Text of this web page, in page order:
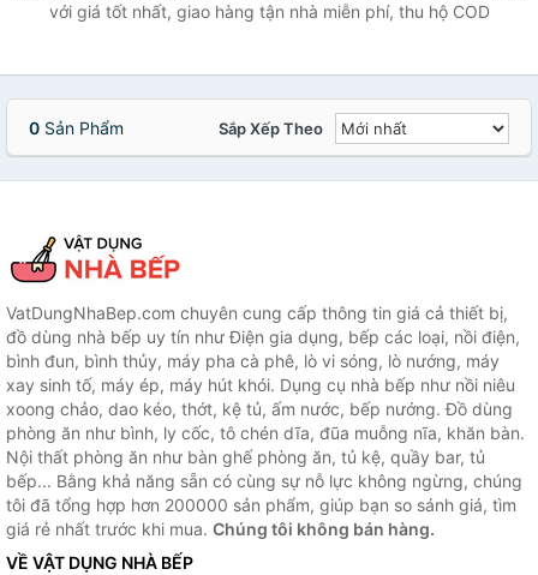
với giá tốt nhất, giao hàng tận nhà miễn phí, thu hộ COD
0 Sản Phẩm Sắp Xếp Theo
VatDungNhaBep.com chuyên cung cấp thông tin giá cả thiết bị,
đồ dùng nhà bếp uy tín như Điện gia dụng, bếp các loại, nồi điện,
bình đun, bình thủy, máy pha cà phê, lò vi sóng, lò nướng, máy
xay sinh tố, máy ép, máy hút khói. Dụng cụ nhà bếp như nồi niêu
xoong chảo, dao kéo, thớt, kệ tủ, ấm nước, bếp nướng. Đồ dùng
phòng ăn như bình, ly cốc, tô chén dĩa, đũa muỗng nĩa, khăn bàn.
Nội thất phòng ăn như bàn ghế phòng ăn, tủ kệ, quầy bar, tủ
bếp... Bằng khả năng sẵn có cùng sự nỗ lực không ngừng, chúng
tôi đã tổng hợp hơn 200000 sản phẩm, giúp bạn so sánh giá, tìm
giá rẻ nhất trước khi mua. Chúng tôi không bán hàng.
VỀ VẬT DỤNG NHÀ BẾP